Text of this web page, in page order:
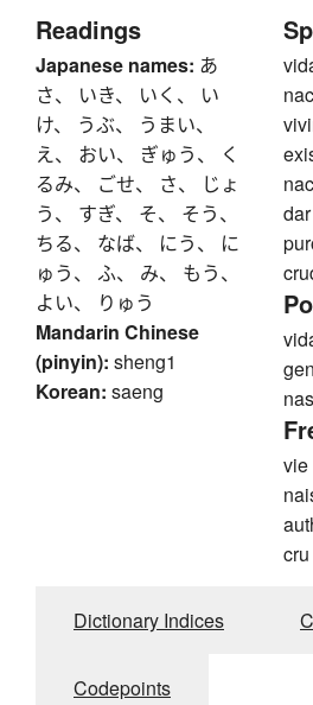
Readings
Japanese names: あ
さ、 いき、 いく、 い
け、 うぶ、 うまい、
え、 おい、 ぎゅう、 く
るみ、 ごせ、 さ、 じょ
う、 すぎ、 そ、 そう、
ちる、 なば、 にう、 に
ゅう、 ふ、 み、 もう、
よい、 りゅう
Mandarin Chinese
(pinyin): sheng1
Korean: saeng
vie
cru
Dictionary Indices
Codepoints